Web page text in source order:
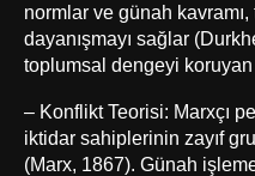
normlar ve günah
dayanışmayı sağlar
toplumsal dengeyi koruyan
– Konflikt Teorisi: Marxçı
iktidar sahiplerinin zayıf
(Marx, 1867). Günah